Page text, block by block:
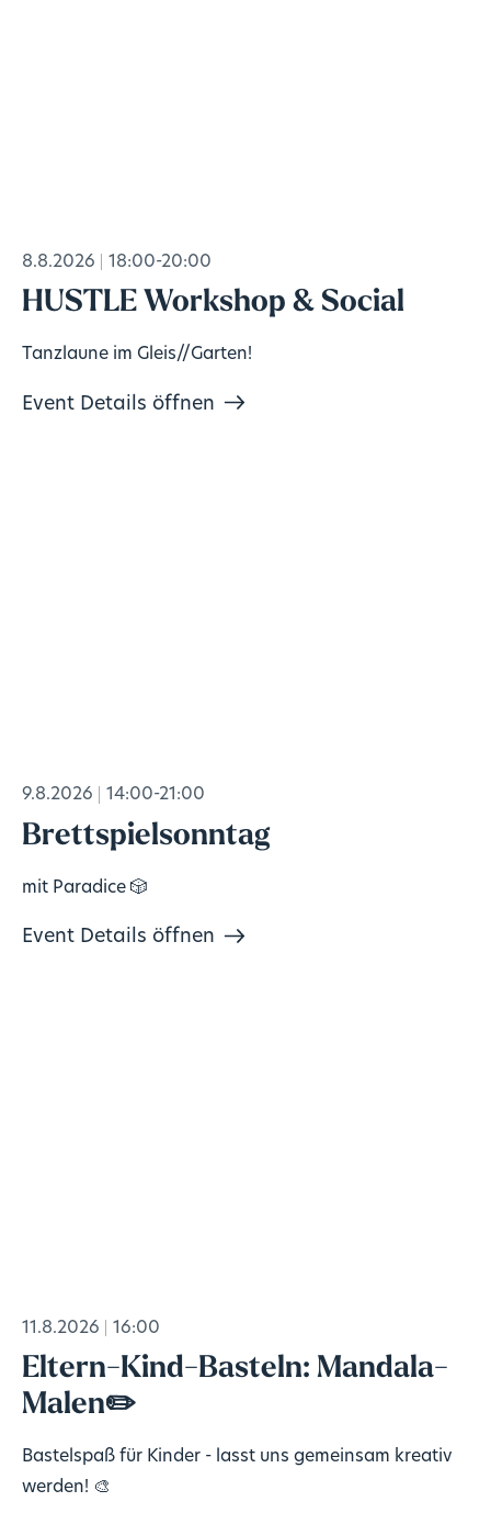
8.8.2026 18:00-20:00
HUSTLE Workshop & Social
Tanzlaune im Gleis//Garten!
Event Details öffnen
9.8.2026 14:00-21:00
Brettspielsonntag
mit Paradice 🎲
Event Details öffnen
11.8.2026 16:00
Eltern-Kind-Basteln: Mandala-
Malen✏️
Bastelspaß für Kinder - lasst uns gemeinsam kreativ
werden! 🎨